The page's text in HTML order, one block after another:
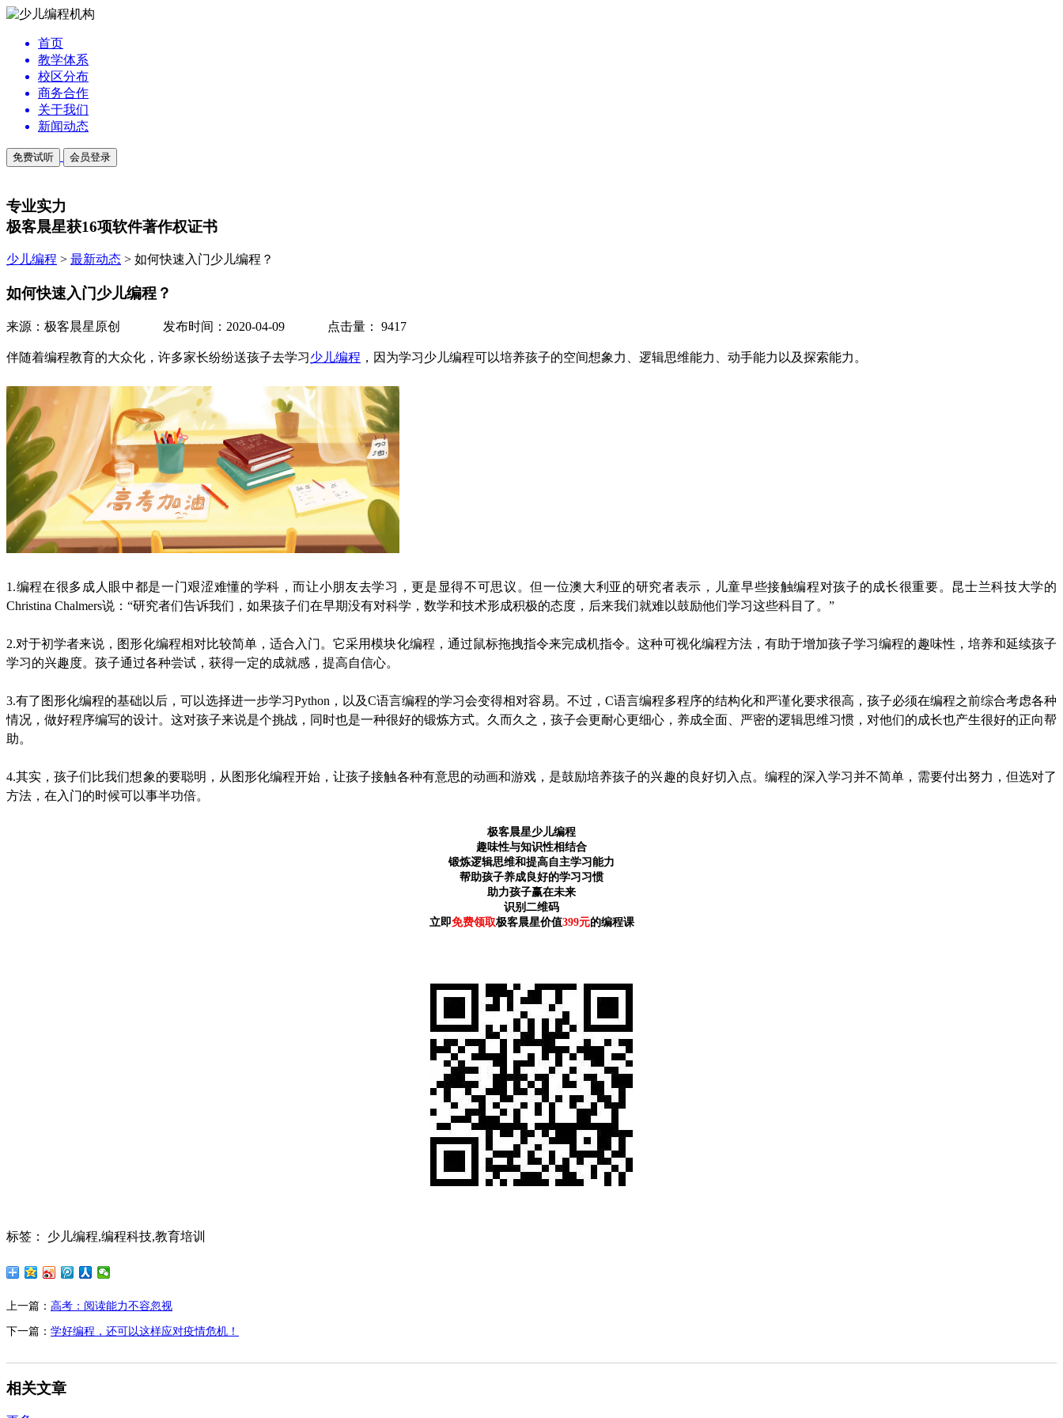
首页
教学体系
校区分布
商务合作
关于我们
新闻动态
免费试听 会员登录
专业实力
极客晨星获16项软件著作权证书
少儿编程 > 最新动态 > 如何快速入门少儿编程？
如何快速入门少儿编程？
来源：极客晨星原创 发布时间：2020-04-09 点击量： 9417
伴随着编程教育的大众化，许多家长纷纷送孩子去学习少儿编程 ，因为学习少儿编程可以培养孩子的空间想象力、逻辑思维能力、动手能力以及探索能力。
1.编程在很多成人眼中都是一门艰涩难懂的学科，而让小朋友去学习，更是显得不可思议。但一位澳大利亚的研究者表示，儿童早些接触编程对孩子的成长很重要。昆士兰科技大学的
Christina Chalmers说：“研究者们告诉我们，如果孩子们在早期没有对科学，数学和技术形成积极的态度，后来我们就难以鼓励他们学习这些科目了。”
2.对于初学者来说，图形化编程相对比较简单，适合入门。它采用模块化编程，通过鼠标拖拽指令来完成机指令。这种可视化编程方法，有助于增加孩子学习编程的趣味性，培养和延续孩子
学习的兴趣度。孩子通过各种尝试，获得一定的成就感，提高自信心。
3.有了图形化编程的基础以后，可以选择进一步学习Python，以及C语言编程的学习会变得相对容易。不过，C语言编程多程序的结构化和严谨化要求很高，孩子必须在编程之前综合考虑各种
情况，做好程序编写的设计。这对孩子来说是个挑战，同时也是一种很好的锻炼方式。久而久之，孩子会更耐心更细心，养成全面、严密的逻辑思维习惯，对他们的成长也产生很好的正向帮
助。
4.其实，孩子们比我们想象的要聪明，从图形化编程开始，让孩子接触各种有意思的动画和游戏，是鼓励培养孩子的兴趣的良好切入点。编程的深入学习并不简单，需要付出努力，但选对了
方法，在入门的时候可以事半功倍。
极客晨星少儿编程
趣味性与知识性相结合
锻炼逻辑思维和提高自主学习能力
帮助孩子养成良好的学习习惯
助力孩子赢在未来
识别二维码
立即免费领取极客晨星价值399元的编程课
标签： 少儿编程,编程科技,教育培训
上一篇： 高考：阅读能力不容忽视
下一篇： 学好编程，还可以这样应对疫情危机！
相关文章